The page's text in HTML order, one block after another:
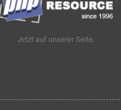
Jetzt auf unserer Seite: